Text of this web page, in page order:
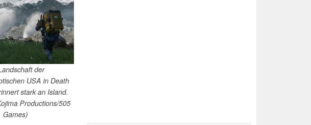
der
USA in Death
stark an Island.
Productions/505
Games)